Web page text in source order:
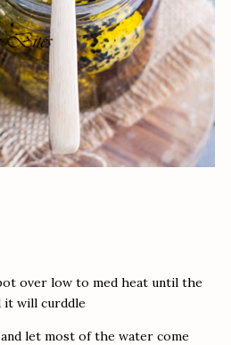
over low to med heat until the
it will curddle
let most of the water come